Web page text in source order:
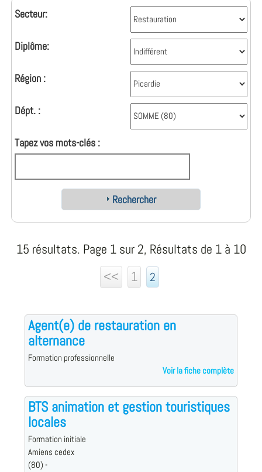
Secteur:
Diplôme:
Région :
Dépt. :
Tapez vos mots-clés :
Rechercher
15 résultats. Page 1 sur 2, Résultats de 1 à 10
<<
1 2
Agent(e) de restauration en
alternance
Formation professionnelle
Voir la fiche complète
BTS animation et gestion touristiques
locales
Formation initiale
Amiens cedex
(80) -